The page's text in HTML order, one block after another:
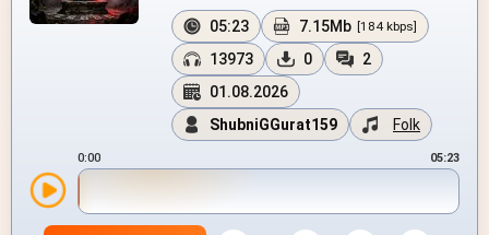
05:23 7.15Mb [184 kbps]
13973 0
2
01.08.2026
ShubniGGurat159
Folk
0:00 05:23